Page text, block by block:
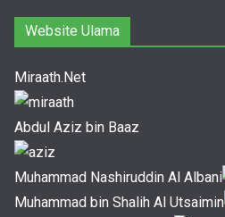
Website Ulama
Miraath.Net
Abdul Aziz bin Baaz
Muhammad Nashiruddin Al Albani
Muhammad bin Shalih Al Utsaimin